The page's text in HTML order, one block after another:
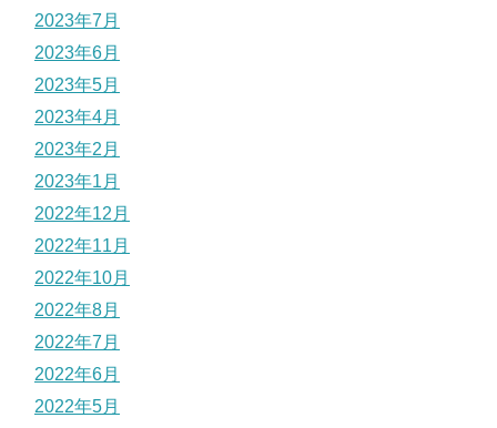
2023年7月
2023年6月
2023年5月
2023年4月
2023年2月
2023年1月
2022年12月
2022年11月
2022年10月
2022年8月
2022年7月
2022年6月
2022年5月